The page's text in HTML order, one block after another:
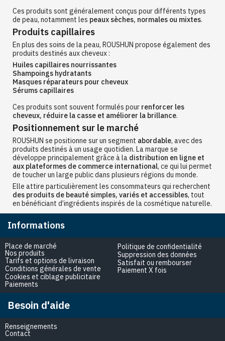
Ces produits sont généralement conçus pour différents types
de peau, notamment les peaux sèches, normales ou mixtes.
Produits capillaires
En plus des soins de la peau, ROUSHUN propose également des
produits destinés aux cheveux :
Huiles capillaires nourrissantes
Shampoings hydratants
Masques réparateurs pour cheveux
Sérums capillaires
Ces produits sont souvent formulés pour renforcer les
cheveux, réduire la casse et améliorer la brillance.
Positionnement sur le marché
ROUSHUN se positionne sur un segment abordable, avec des
produits destinés à un usage quotidien. La marque se
développe principalement grâce à la distribution en ligne et
aux plateformes de commerce international, ce qui lui permet
de toucher un large public dans plusieurs régions du monde.
Elle attire particulièrement les consommateurs qui recherchent
des produits de beauté simples, variés et accessibles, tout
en bénéficiant d’ingrédients inspirés de la cosmétique naturelle.
Informations
Place de marché
Nos produits
Tarifs et options de livraison
Conditions générales de vente
Cookies et ciblage publicitaire
Paiements
Politique de confidentialité
Suppression des données
Satisfait ou rembourser
Paiement X fois
Besoin d'aide
Renseignements
Contact